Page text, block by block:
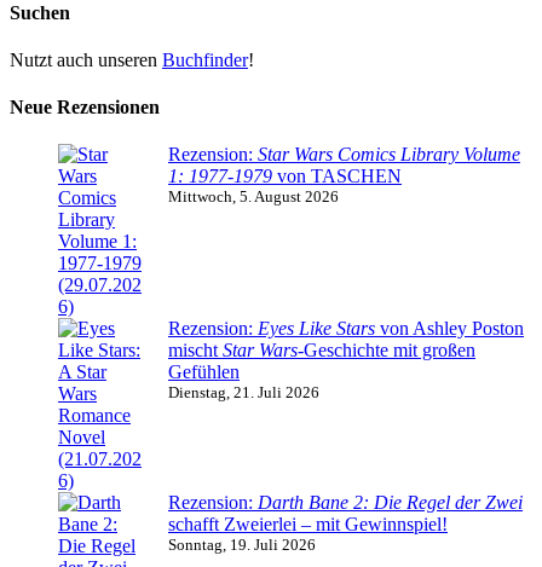
Suchen
Nutzt auch unseren Buchfinder!
Neue Rezensionen
Rezension: Star Wars Comics Library Volume
1: 1977-1979 von TASCHEN
Mittwoch, 5. August 2026
Rezension: Eyes Like Stars von Ashley Poston
mischt Star Wars-Geschichte mit großen
Gefühlen
Dienstag, 21. Juli 2026
Rezension: Darth Bane 2: Die Regel der Zwei
schafft Zweierlei – mit Gewinnspiel!
Sonntag, 19. Juli 2026